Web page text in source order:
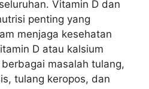
Vitamin D dan
penting yang
menjaga kesehatan
D atau kalsium
masalah tulang,
tulang keropos, dan